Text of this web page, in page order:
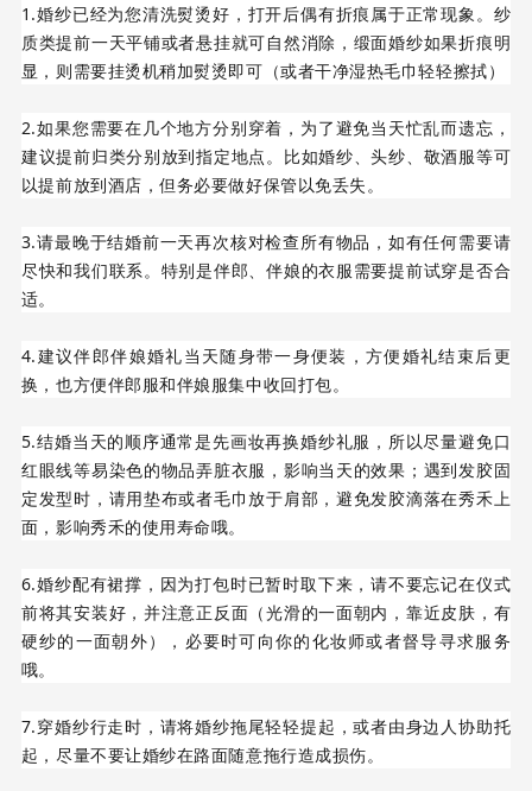
1.婚纱已经为您清洗熨烫好，打开后偶有折痕属于正常现象。纱
质类提前一天平铺或者悬挂就可自然消除，缎面婚纱如果折痕明
显，则需要挂烫机稍加熨烫即可（或者干净湿热毛巾轻轻擦拭）
2.如果您需要在几个地方分别穿着，为了避免当天忙乱而遗忘，
建议提前归类分别放到指定地点。比如婚纱、头纱、敬酒服等可
以提前放到酒店，但务必要做好保管以免丢失。
3.请最晚于结婚前一天再次核对检查所有物品，如有任何需要请
尽快和我们联系。特别是伴郎、伴娘的衣服需要提前试穿是否合
适。
4.建议伴郎伴娘婚礼当天随身带一身便装，方便婚礼结束后更
换，也方便伴郎服和伴娘服集中收回打包。
5.结婚当天的顺序通常是先画妆再换婚纱礼服，所以尽量避免口
红眼线等易染色的物品弄脏衣服，影响当天的效果；遇到发胶固
定发型时，请用垫布或者毛巾放于肩部，避免发胶滴落在秀禾上
面，影响秀禾的使用寿命哦。
6.婚纱配有裙撑，因为打包时已暂时取下来，请不要忘记在仪式
前将其安装好，并注意正反面（光滑的一面朝内，靠近皮肤，有
硬纱的一面朝外），必要时可向你的化妆师或者督导寻求服务
哦。
7.穿婚纱行走时，请将婚纱拖尾轻轻提起，或者由身边人协助托
起，尽量不要让婚纱在路面随意拖行造成损伤。